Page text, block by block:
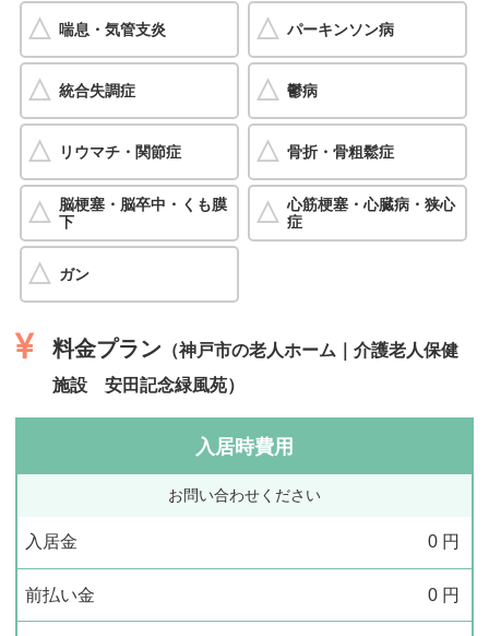
喘息・気管支炎 パーキンソン病
統合失調症 鬱病
リウマチ・関節症 骨折・骨粗鬆症
脳梗塞・脳卒中・くも膜
下
心筋梗塞・心臓病・狭心
症
ガン
料金プラン （神戸市の老人ホーム｜介護老人保健
施設 安田記念緑風苑）
入居時費用
お問い合わせください
入居金 0 円
前払い金 0 円